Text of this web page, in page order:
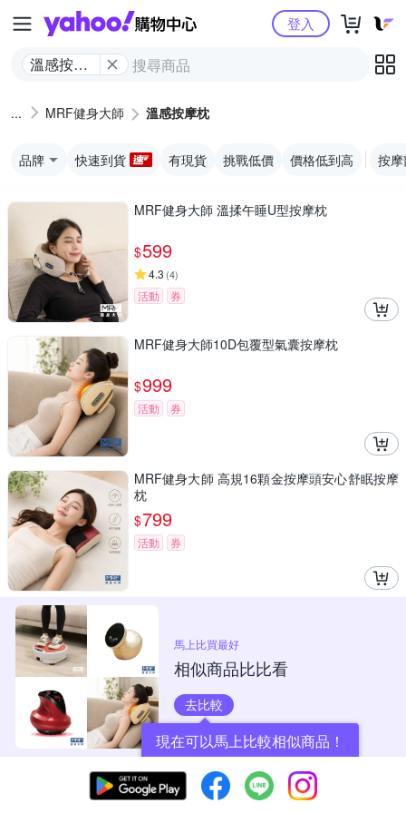
Yahoo購物中心
溫感按摩
登入
MRF健身大師 溫感按摩枕
品牌 快速到貨 有現貨 挑戰低價 價格低到高 按
MRF健身大師 溫揉午睡U型按摩枕
$599
4.3 (4)
活動 券
MRF健身大師10D包覆型氣囊按摩枕
$999
活動 券
MRF健身大師 高規16顆金按摩頭安心舒眠按摩
枕
$799
活動 券
馬上比買最好
相似商品比比看
去比較
現在可以馬上比較相似商品！